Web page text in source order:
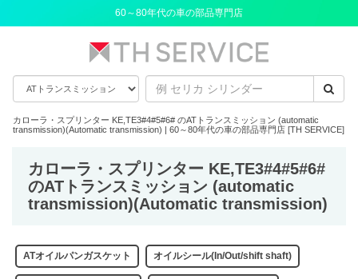
60～80年代の車の部品専門店
カローラ・スプリンター KE,TE3#4#5#6# のATトランスミッション (automatic
transmission)(Automatic transmission) | 60～80年代の車の部品専門店 [TH SERVICE]
カローラ・スプリンター KE,TE3#4#5#6#
のATトランスミッション (automatic
transmission)(Automatic transmission)
ATオイルパンガスケット オイルシール(In/Out/shift shaft)